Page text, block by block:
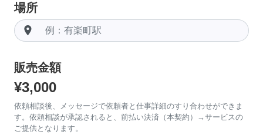
場所
room
販売金額
¥3,000
依頼相談後、メッセージで依頼者と仕事詳細のすり合わせができま
す。依頼相談が承認されると、前払い決済（本契約）→サービスの
ご提供となります。